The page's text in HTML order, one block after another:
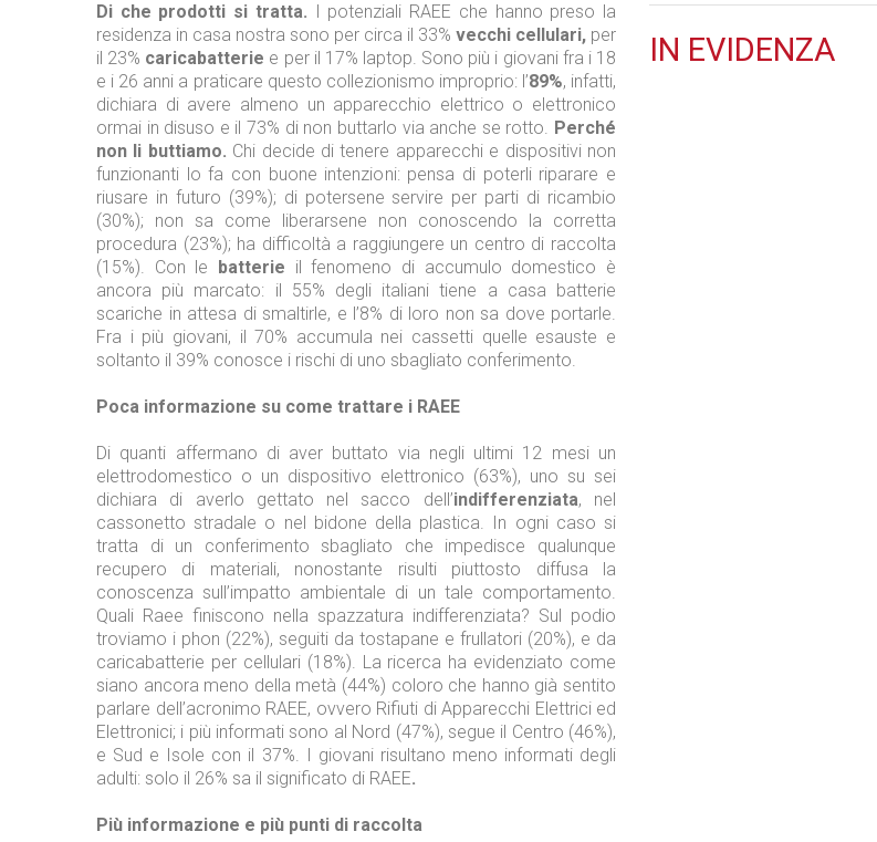
Di che prodotti si tratta. I potenziali RAEE che hanno preso la
residenza in casa nostra sono per circa il 33% vecchi cellulari, per
il 23% caricabatterie e per il 17% laptop. Sono più i giovani fra i 18
e i 26 anni a praticare questo collezionismo improprio: l’89%, infatti,
dichiara di avere almeno un apparecchio elettrico o elettronico
ormai in disuso e il 73% di non buttarlo via anche se rotto. Perché
non li buttiamo. Chi decide di tenere apparecchi e dispositivi non
funzionanti lo fa con buone intenzioni: pensa di poterli riparare e
riusare in futuro (39%); di potersene servire per parti di ricambio
(30%); non sa come liberarsene non conoscendo la corretta
procedura (23%); ha difficoltà a raggiungere un centro di raccolta
(15%). Con le batterie il fenomeno di accumulo domestico è
ancora più marcato: il 55% degli italiani tiene a casa batterie
scariche in attesa di smaltirle, e l’8% di loro non sa dove portarle.
Fra i più giovani, il 70% accumula nei cassetti quelle esauste e
soltanto il 39% conosce i rischi di uno sbagliato conferimento.
Poca informazione su come trattare i RAEE
Di quanti affermano di aver buttato via negli ultimi 12 mesi un
elettrodomestico o un dispositivo elettronico (63%), uno su sei
dichiara di averlo gettato nel sacco dell’indifferenziata, nel
cassonetto stradale o nel bidone della plastica. In ogni caso si
tratta di un conferimento sbagliato che impedisce qualunque
recupero di materiali, nonostante risulti piuttosto diffusa la
conoscenza sull’impatto ambientale di un tale comportamento.
Quali Raee finiscono nella spazzatura indifferenziata? Sul podio
troviamo i phon (22%), seguiti da tostapane e frullatori (20%), e da
caricabatterie per cellulari (18%). La ricerca ha evidenziato come
siano ancora meno della metà (44%) coloro che hanno già sentito
parlare dell’acronimo RAEE, ovvero Rifiuti di Apparecchi Elettrici ed
Elettronici; i più informati sono al Nord (47%), segue il Centro (46%),
e Sud e Isole con il 37%. I giovani risultano meno informati degli
adulti: solo il 26% sa il significato di RAEE.
Più informazione e più punti di raccolta
IN EVIDENZA